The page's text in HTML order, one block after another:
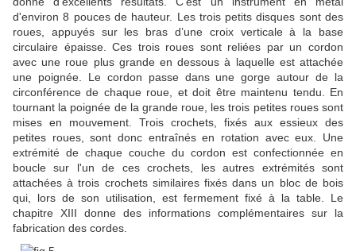
d'environ 8 pouces de hauteur.
Les trois petits disques sont des
roues, appuyés sur les bras d’une croix verticale à la base
circulaire épaisse.
Ces trois roues sont reliées par un cordon
avec une roue plus grande en dessous à laquelle est attachée
une poignée.
Le cordon passe dans une gorge autour de la
circonférence de chaque roue, et doit être maintenu tendu.
En
tournant la poignée de la grande roue, les trois petites roues sont
mises en mouvement.
Trois crochets, fixés aux essieux des
petites roues, sont donc entraînés en rotation avec eux.
Une
extrémité de chaque couche du cordon est confectionnée en
boucle sur l'un de ces crochets, les autres extrémités sont
attachées à trois crochets similaires fixés dans un bloc de bois
qui, lors de son utilisation, est fermement fixé à la table.
Le
chapitre XIII donne des informations complémentaires sur la
fabrication des cordes.